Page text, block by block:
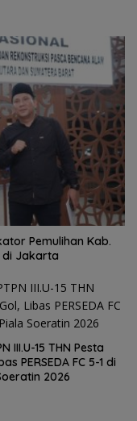
Pemulihan Kab.
di Jakarta
III.U-15 THN Pesta
PERSEDA FC 5-1 di
2026